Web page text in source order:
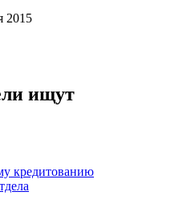
2015
ищут
кредитованию